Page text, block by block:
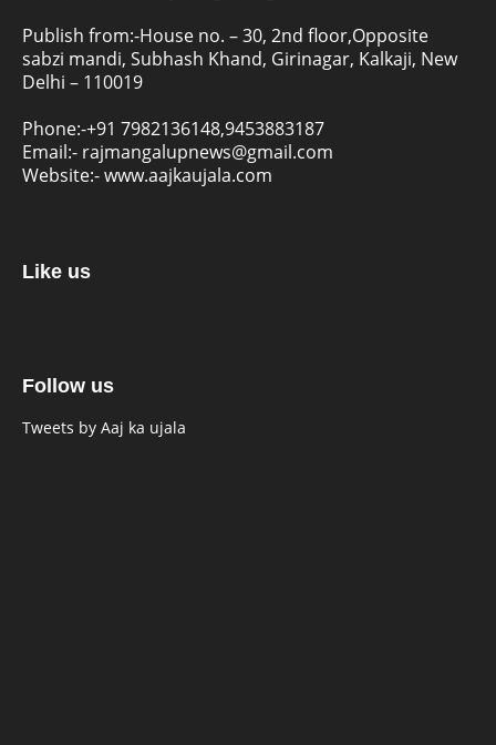
Publish from:-House no. – 30, 2nd floor,Opposite
sabzi mandi, Subhash Khand, Girinagar, Kalkaji, New
Delhi – 110019
Phone:-+91 7982136148,9453883187
Email:- rajmangalupnews@gmail.com
Website:-www.aajkaujala.com
Like us
Follow us
Tweets by Aaj ka ujala